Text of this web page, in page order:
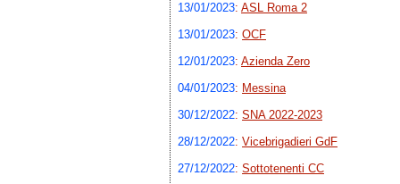
13/01/2023: ASL Roma 2
13/01/2023: OCF
12/01/2023: Azienda Zero
04/01/2023: Messina
30/12/2022: SNA 2022-2023
28/12/2022: Vicebrigadieri GdF
27/12/2022: Sottotenenti CC